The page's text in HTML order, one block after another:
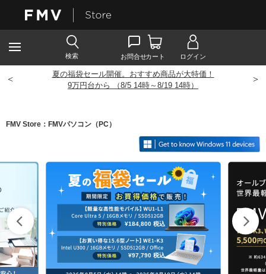
夏の福袋セール開催。おすすめ商品が大特価！
9万円台から （8/5 14時～8/19 14時）
< >
FMV Store：FMVパソコン（PC）
¥184,800 税込
¥97,790 税込